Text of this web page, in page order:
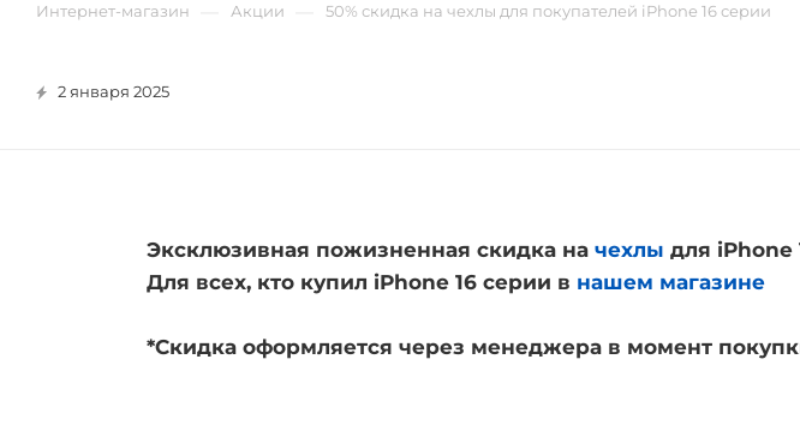
Интернет-магазин Акции 50% скидка на чехлы для покупателей iPhone 16 серии
2 января 2025
Эксклюзивная пожизненная скидка на чехлы для iPhone
Для всех, кто купил iPhone 16 серии в нашем магазине
*Скидка оформляется через менеджера в момент